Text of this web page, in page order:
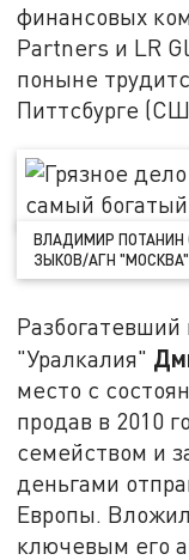
финансовых
Partners и LR
поныне
Питтсбурге
ВЛАДИМИР ПОТАНИН
ЗЫКОВ/АГН "МОСКВА"
"Уралкалия"
место с
продав в 2010
семейством и
деньгами
Европы.
ключевым его